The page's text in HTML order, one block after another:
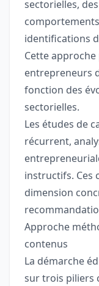
sectorielles,
identifications
Cette
entrepreneurs
fonction des
sectorielles.
Les études de
récurrent,
instructifs. Ces
dimension
Approche
contenus
La démarche
sur trois piliers